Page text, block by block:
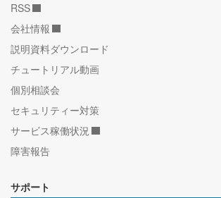
RSS
会社情報
説明資料ダウンロード
チュートリアル動画
個別相談会
セキュリティー対策
サービス稼働状況
障害報告
サポート